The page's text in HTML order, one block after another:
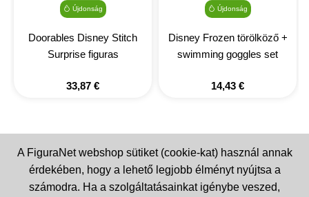
Újdonság
Doorables Disney Stitch
Surprise figuras
33,87 €
Újdonság
Disney Frozen törölköző +
swimming goggles set
14,43 €
A FiguraNet webshop sütiket (cookie-kat) használ annak
érdekében, hogy a lehető legjobb élményt nyújtsa a
számodra. Ha a szolgáltatásainkat igénybe veszed,